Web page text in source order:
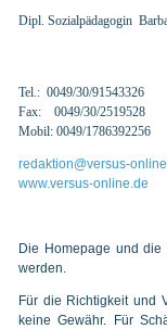
Dipl. Sozialpädagogin
10
Tel.: 0049/30/91543326
Fax: 0049/30/2519528
Mobil: 0049/1786392256
redaktion@versus-
www.versus-online.de
Die Homepage und
werden.
Für die Richtigkeit und
keine Gewähr. Für